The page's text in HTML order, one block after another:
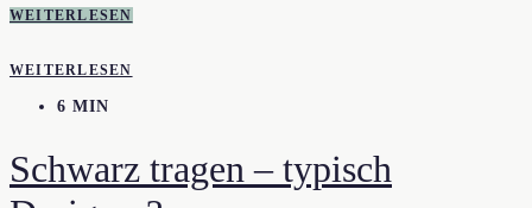
WEITERLESEN
WEITERLESEN
6 MIN
Schwarz tragen – typisch